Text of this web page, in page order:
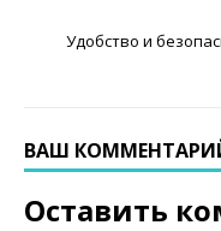
Удобство и
ВАШ
Оставить